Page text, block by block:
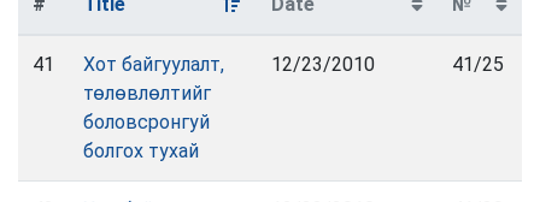
41
Хот байгуулалт,
төлөвлөлтийг
боловсронгуй
болгох тухай
12/23/2010 41/25